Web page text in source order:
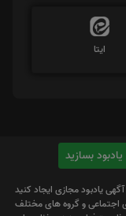
ایتا
یادبود مجازی ایجاد کنید
اجتماعی و گروه های مختلف